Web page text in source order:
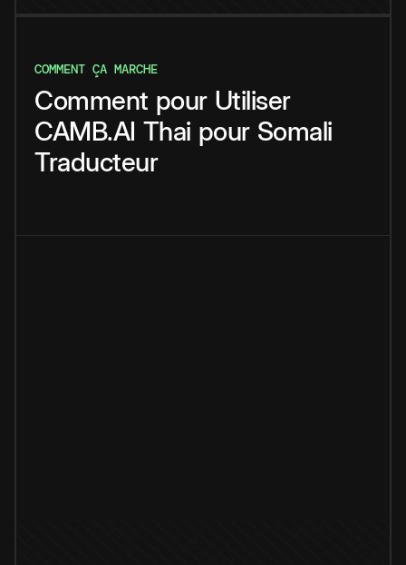
COMMENT ÇA MARCHE
Comment pour Utiliser
CAMB.AI Thai pour Somali
Traducteur